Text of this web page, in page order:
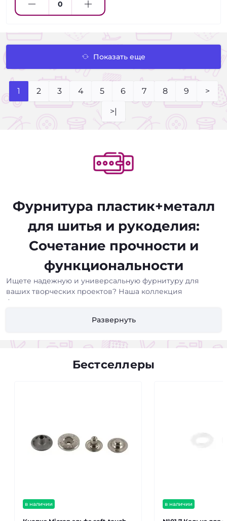
Показать еще
1 2 3 4 5 6 7 8 9 >
>|
Фурнитура пластик+металл
для шитья и рукоделия:
Сочетание прочности и
функциональности
Ищете надежную и универсальную фурнитуру для
ваших творческих проектов? Наша коллекция
фурнитуры из пластика и металла - это идеальное
Что вы найдете в нашем ассортименте:
Пряжки, рамки, полукольца:Изготовлены из
прочного пластика с металлическими элементами
снаряжения и детских товаров.
Кнопки и люверсы:Пластиковые кнопки с
Регуляторы длины:
Пластиковые регуляторы с
металлическими зажимами позволяют легко
Развернуть
Бестселлеры
в наличии в наличии